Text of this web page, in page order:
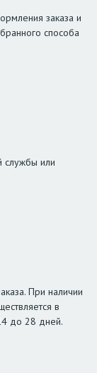
заказа и
способа
службы или
При наличии
в
до 28 дней.